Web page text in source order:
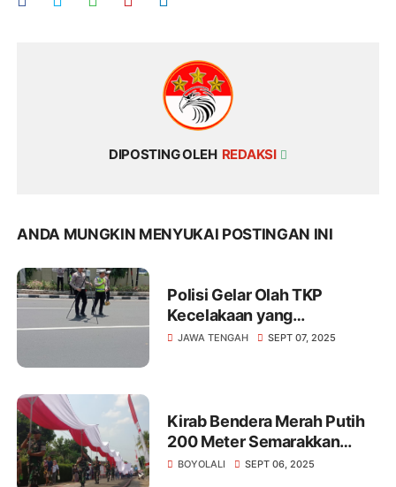
DIPOSTING OLEH REDAKSI
ANDA MUNGKIN MENYUKAI POSTINGAN INI
Polisi Gelar Olah TKP
Kecelakaan yang
Menewaskan Mahasiswa
JAWA TENGAH SEPT 07, 2025
Kirab Bendera Merah Putih
200 Meter Semarakkan
Merti Desa Pojok Boyolali
BOYOLALI SEPT 06, 2025